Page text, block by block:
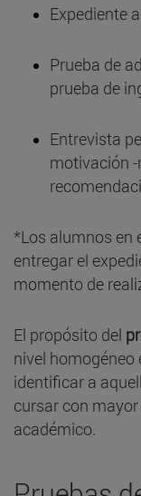
Expediente
Prueba de
prueba de
Entrevista
motivación
*Los alumnos en
entregar el
momento de
El propósito del
nivel homogéneo
identificar a
cursar con
académico.